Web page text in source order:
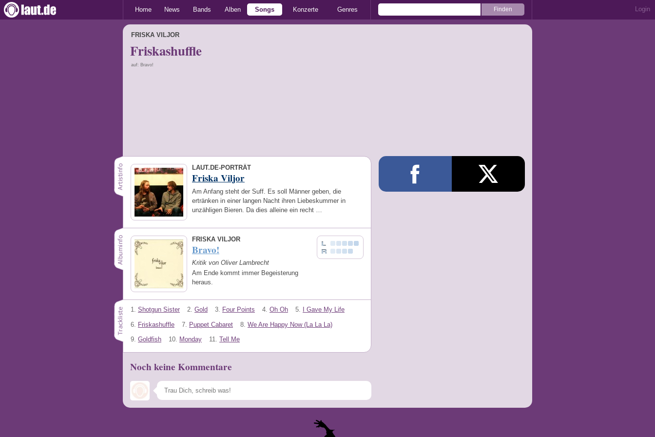
Home News Bands Alben Songs Konzerte Genres Login
FRISKA VILJOR
Friskashuffle
auf: Bravo!
LAUT.DE-PORTRÄT
Friska Viljor
Am Anfang steht der Suff. Es soll Männer geben, die
ertränken in einer langen Nacht ihren Liebeskummer in
unzähligen Bieren. Da dies alleine ein recht …
FRISKA VILJOR
Bravo!
Kritik von Oliver Lambrecht
Am Ende kommt immer Begeisterung
heraus.
1. Shotgun Sister 2. Gold 3. Four Points 4. Oh Oh 5. I Gave My Life
6. Friskashuffle 7. Puppet Cabaret 8. We Are Happy Now (La La La)
9. Goldfish 10. Monday 11. Tell Me
Noch keine Kommentare
Speichern